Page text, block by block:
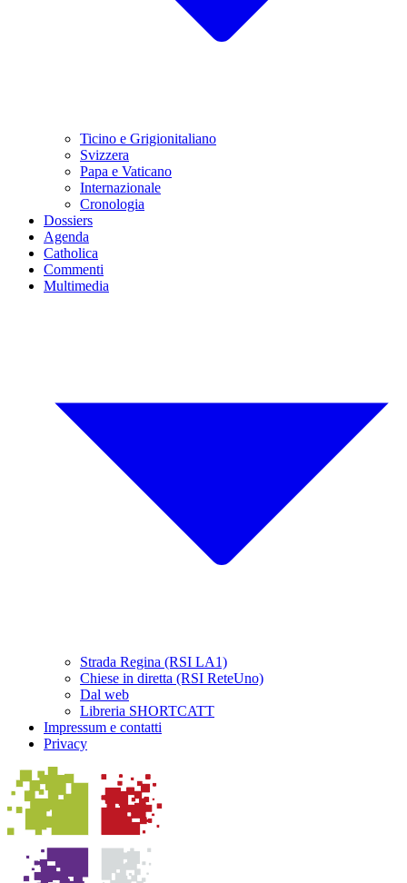
Ticino e Grigionitaliano
Svizzera
Papa e Vaticano
Internazionale
Cronologia
Dossiers
Agenda
Catholica
Commenti
Multimedia
Strada Regina (RSI LA1)
Chiese in diretta (RSI ReteUno)
Dal web
Libreria SHORTCATT
Impressum e contatti
Privacy